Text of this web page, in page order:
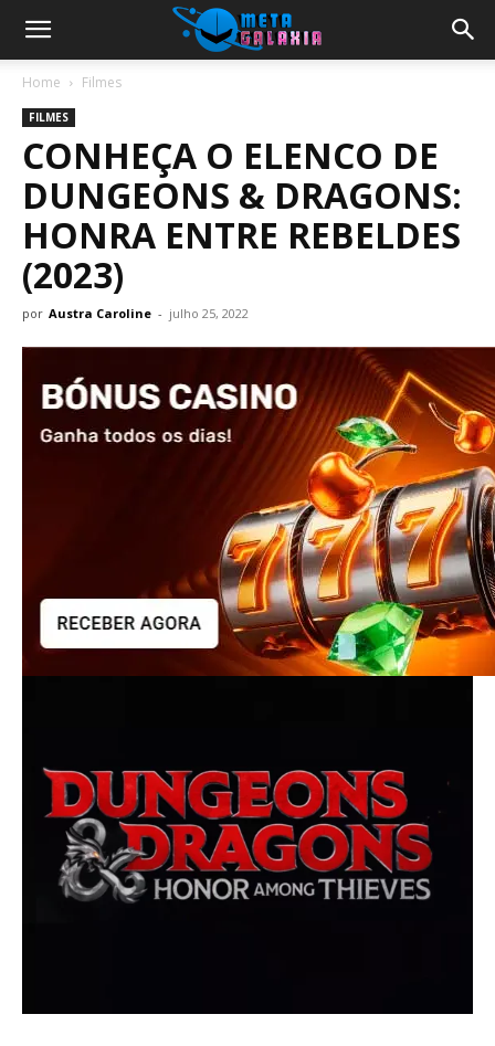
Home Filmes
FILMES
CONHEÇA O ELENCO DE
DUNGEONS & DRAGONS:
HONRA ENTRE REBELDES
(2023)
por Austra Caroline - julho 25, 2022